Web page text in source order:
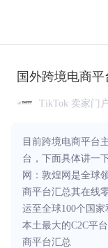
国外跨境电商
TikTok 卖家门
目前跨境电商平台
台，下面具体讲一
网：敦煌网是全球
商平台汇总其在线
运至全球100个国
本土最大的C2C平
商平台汇总